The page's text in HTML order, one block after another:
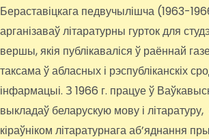
Бераставіцкага педвучылішча (1963-
арганізаваў літаратурны гурток для
вершы, якія публікаваліся ў раённай
таксама ў абласных і рэспубліканскіх
інфармацыі. З 1966 г. працуе ў
выкладаў беларускую мову і літаратуру,
кіраўніком літаратурнага аб’яднання